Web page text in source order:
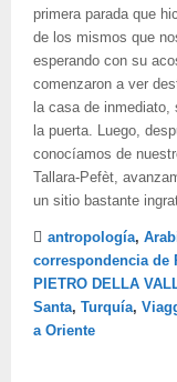
primera parada que
de los mismos que
esperando con su
comenzaron a ver
la casa de
la puerta. Luego,
conocíamos de
Tallara-Pefèt,
un sitio bastante
antropología,
correspondencia de
PIETRO DELLA
Santa, Turquía,
a Oriente